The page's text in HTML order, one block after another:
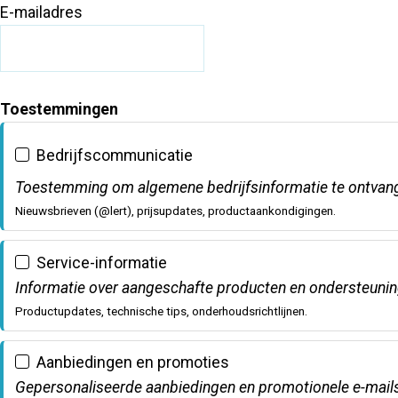
E-mailadres
Toestemmingen
Bedrijfscommunicatie
Toestemming om algemene bedrijfsinformatie te
Nieuwsbrieven (@lert), prijsupdates, productaankondigingen.
Service-informatie
Informatie over aangeschafte producten en
Productupdates, technische tips, onderhoudsrichtlijnen.
Aanbiedingen en promoties
Gepersonaliseerde aanbiedingen en promotionele e-